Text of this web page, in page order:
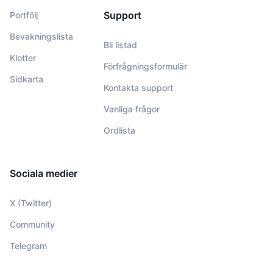
Portfölj
Bevakningslista
Klotter
Sidkarta
Support
Bli listad
Förfrågningsformulär
Kontakta support
Vanliga frågor
Ordlista
Sociala medier
X (Twitter)
Community
Telegram